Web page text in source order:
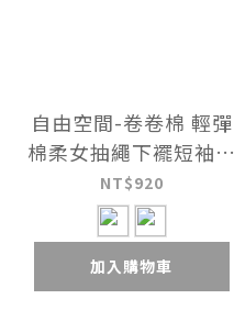
自由空間-卷卷棉 輕彈
棉柔女抽繩下襬短袖衫
UE0E1826
NT$920
加入購物車